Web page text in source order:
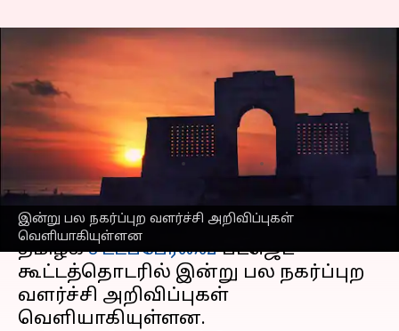
இன்று பல நகர்ப்புற வளர்ச்சி அறிவிப்புகள்
வெளியாகியுள்ளன
தமிழக பட்ஜெட் 2024:
அழகூட்டப்படும்
கடற்கரைகள், இலவச Wifi,
ECR-இல் மேம்பாலங்கள்!
எழுதியவர் Venkatalakshmi V Feb 19, 2024 02:02 pm
செய்தி முன்னோட்டம்
தமிழகசட்டப்பேரவைபட்ஜெட்
கூட்டத்தொடரில் இன்று பல நகர்ப்புற
வளர்ச்சி அறிவிப்புகள்
வெளியாகியுள்ளன.